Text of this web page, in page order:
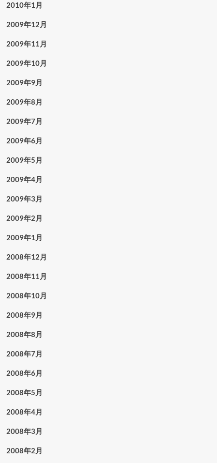
2010年1月
2009年12月
2009年11月
2009年10月
2009年9月
2009年8月
2009年7月
2009年6月
2009年5月
2009年4月
2009年3月
2009年2月
2009年1月
2008年12月
2008年11月
2008年10月
2008年9月
2008年8月
2008年7月
2008年6月
2008年5月
2008年4月
2008年3月
2008年2月